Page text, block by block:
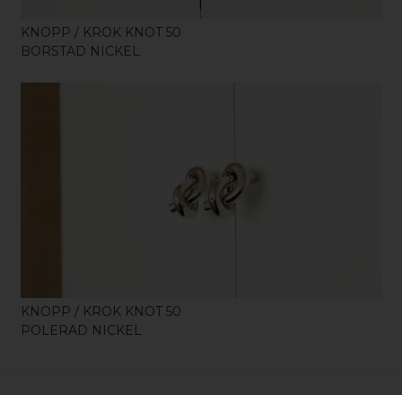
KNOPP / KROK KNOT 50
BORSTAD NICKEL
KÖP
KNOPP / KROK KNOT 50
POLERAD NICKEL